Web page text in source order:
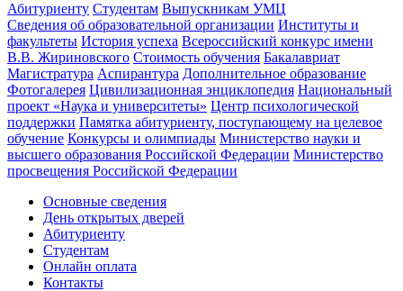
Абитуриенту Студентам Выпускникам УМЦ
Сведения об образовательной организации Институты и
факультеты История успеха Всероссийский конкурс имени
В.В. Жириновского Стоимость обучения Бакалавриат
Магистратура Аспирантура Дополнительное образование
Фотогалерея Цивилизационная энциклопедия Национальный
проект «Наука и университеты» Центр психологической
поддержки Памятка абитуриенту, поступающему на целевое
обучение Конкурсы и олимпиады Министерство науки и
высшего образования Российской Федерации Министерство
просвещения Российской Федерации
Основные сведения
День открытых дверей
Абитуриенту
Студентам
Онлайн оплата
Контакты